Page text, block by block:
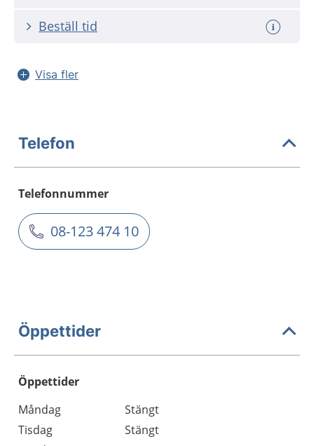
Beställ tid
Visa fler
Telefon
Telefonnummer
08-123 474 10
Öppettider
Öppettider
Dag
Öppettider
Kommentarer
Måndag
Stängt
Tisdag
Stängt